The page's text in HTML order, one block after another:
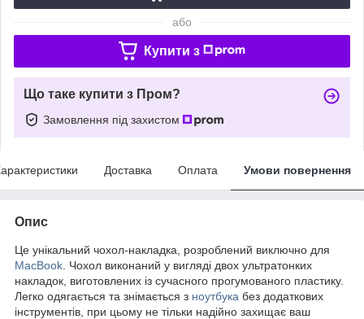
або
Купити з
Що таке купити з Пром?
Замовлення під захистом
Доставка Оплата Умови повернення
Опис
Це унікальний чохол-накладка, розроблений виключно для
MacBook . Чохол виконаний у вигляді двох ультратонких
накладок, виготовлених із сучасного прогумованого пластику.
Легко одягається та знімається з ноутбука без додаткових
інструментів, при цьому не тільки надійно захищає ваш